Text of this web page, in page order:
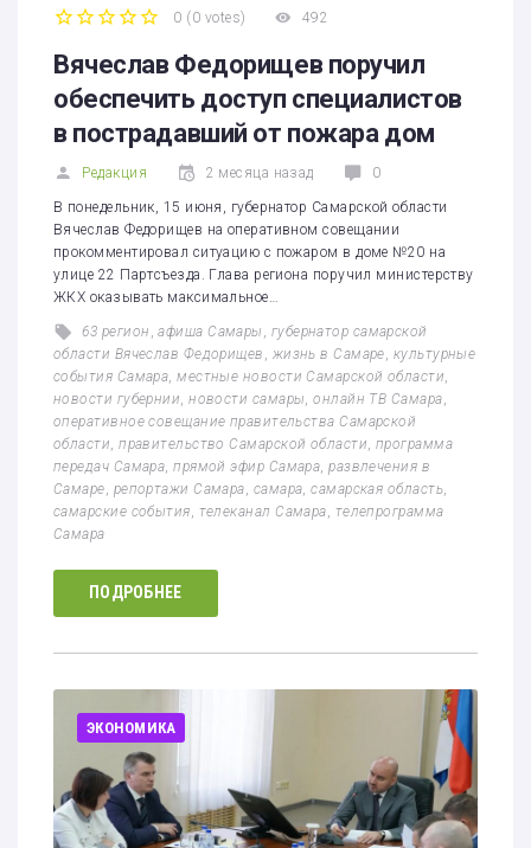
0 (0 votes) 492
Вячеслав Федорищев поручил
обеспечить доступ специалистов
в пострадавший от пожара дом
Редакция 2 месяца назад 0
В понедельник, 15 июня, губернатор Самарской области
Вячеслав Федорищев на оперативном совещании
прокомментировал ситуацию с пожаром в доме №20 на
улице 22 Партсъезда. Глава региона поручил министерству
ЖКХ оказывать максимальное…
63 регион ,афиша Самары
губернатор самарской
области Вячеслав Федорищев
жизнь в Самаре культурные
события Самара ,местные новости Самарской области
новости губернии ,новости самары ,онлайн ТВ Самара
оперативное совещание правительства Самарской
области ,правительство Самарской области программа
передач Самара ,прямой эфир Самара ,развлечения в
Самаре репортажи Самара самара ,самарская область,
самарские события телеканал Самара телепрограмма
Самара
ПОДРОБНЕЕ
ЭКОНОМИКА